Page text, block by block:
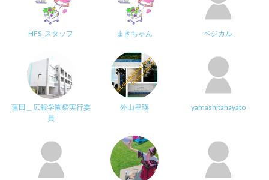
HFS_スタッフ まきちゃん ベジカル
蓮田＿広報学園祭実行委
員
外山皇瑛 yamashitahayato